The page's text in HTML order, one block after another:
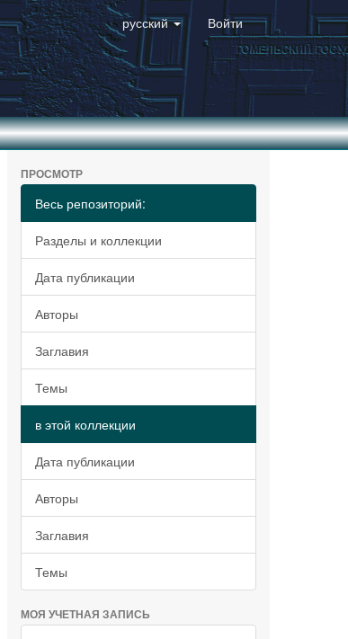
русский Войти
ПРОСМОТР
Весь репозиторий:
Разделы и коллекции
Дата публикации
Авторы
Заглавия
Темы
в этой коллекции
Дата публикации
Авторы
Заглавия
Темы
МОЯ УЧЕТНАЯ ЗАПИСЬ